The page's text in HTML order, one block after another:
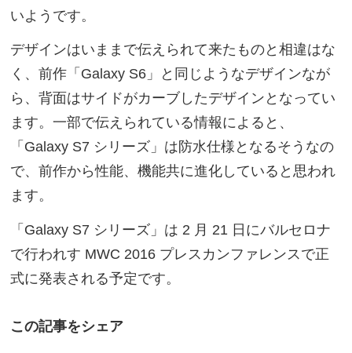
いようです。
デザインはいままで伝えられて来たものと相違はな
く、前作「Galaxy S6」と同じようなデザインなが
ら、背面はサイドがカーブしたデザインとなってい
ます。一部で伝えられている情報によると、
「Galaxy S7 シリーズ」は防水仕様となるそうなの
で、前作から性能、機能共に進化していると思われ
ます。
「Galaxy S7 シリーズ」は 2 月 21 日にバルセロナ
で行われす MWC 2016 プレスカンファレンスで正
式に発表される予定です。
この記事をシェア